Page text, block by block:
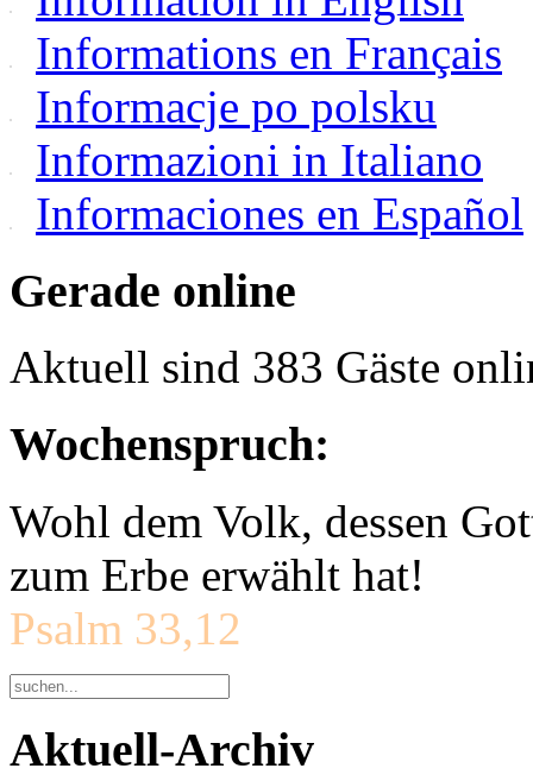
Informations en Français
Informacje po polsku
Informazioni in Italiano
Informaciones en Español
Gerade online
Aktuell sind 383 Gäste
Wochenspruch:
Wohl dem Volk, dessen
zum Erbe erwählt hat!
Psalm 33,12
Aktuell-Archiv